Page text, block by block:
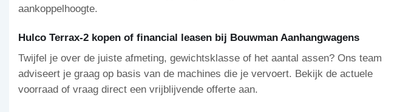
aankoppelhoogte.
Hulco Terrax-2 kopen of financial leasen bij Bouwman Aanhangwagens
Twijfel je over de juiste afmeting, gewichtsklasse of het aantal assen? Ons team
adviseert je graag op basis van de machines die je vervoert. Bekijk de actuele
voorraad of vraag direct een vrijblijvende offerte aan.